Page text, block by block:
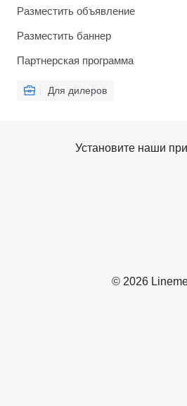
Разместить объявление
Разместить баннер
Партнерская программа
Для дилеров
© 2026
Установите наши